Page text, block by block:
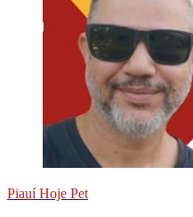
Piauí Hoje Pet